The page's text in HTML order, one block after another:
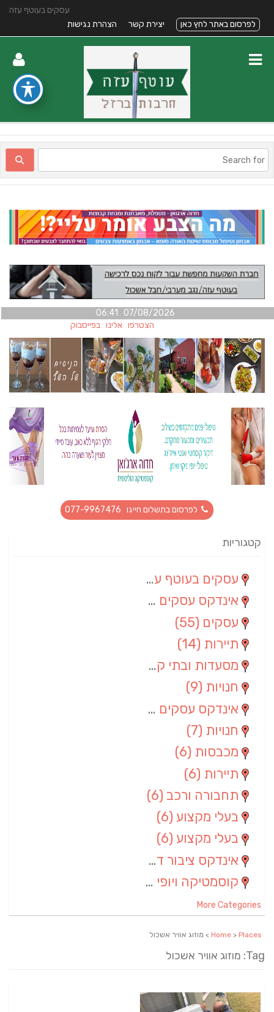
עסקים בעוטף עזה
לפרסום באתר לחץ כאן
יצירת קשר הצהרת נגישות
07/08/2026 06:41
הצטרפו אלינו בפייסבוק
לפרסום בתשלום חייגו 077-9967476
קטגוריות
עסקים בעוטף עזה
אינדקס עסקים מרחבי
עסקים (55)
תיירות (14)
מסעדות ובתי קפה
חנויות (9)
אינדקס עסקים ארצי
חנויות (7)
מכבסות (6)
תיירות (6)
תחבורה ורכב (6)
בעלי מקצוע (6)
בעלי מקצוע (6)
אינדקס ציבור דתי
קוסמטיקה ויופי (4)
More Categories
Home > Places > מוזוג אוויר אשכול
Tag: מוזוג אוויר אשכול